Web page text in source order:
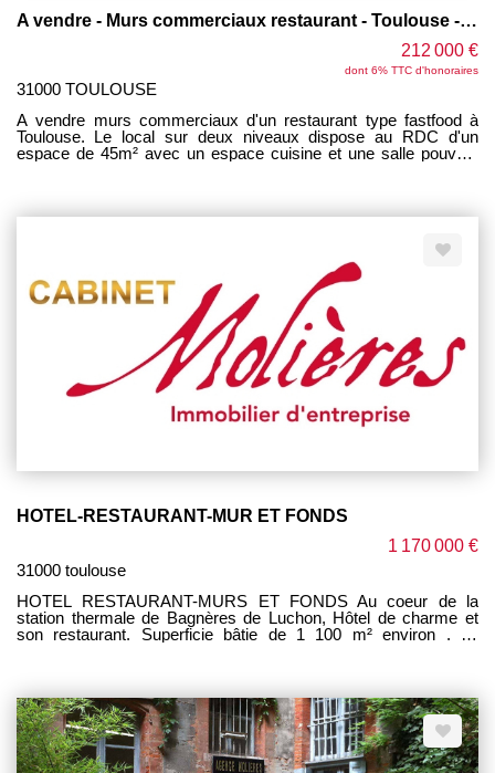
A vendre - Murs commerciaux restaurant - Toulouse - 81m²
212 000 €
dont 6% TTC d'honoraires
31000 TOULOUSE
A vendre murs commerciaux d'un restaurant type fastfood à
Toulouse. Le local sur deux niveaux dispose au RDC d'un
espace de 45m² avec un espace cuisine et une salle pouvant
il y a deux ans par l'exploitant du fonds de commerce. Vente
HOTEL-RESTAURANT-MUR ET FONDS
1 170 000 €
31000 toulouse
HOTEL RESTAURANT-MURS ET FONDS Au coeur de la
station thermale de Bagnères de Luchon, Hôtel de charme et
son restaurant. Superficie bâtie de 1 100 m² environ . 30
développer.